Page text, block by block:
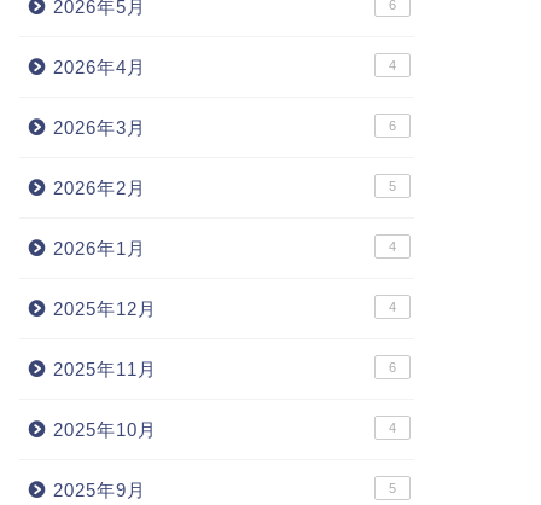
2026年5月 6
2026年4月 4
2026年3月 6
2026年2月 5
2026年1月 4
2025年12月 4
2025年11月 6
2025年10月 4
2025年9月 5